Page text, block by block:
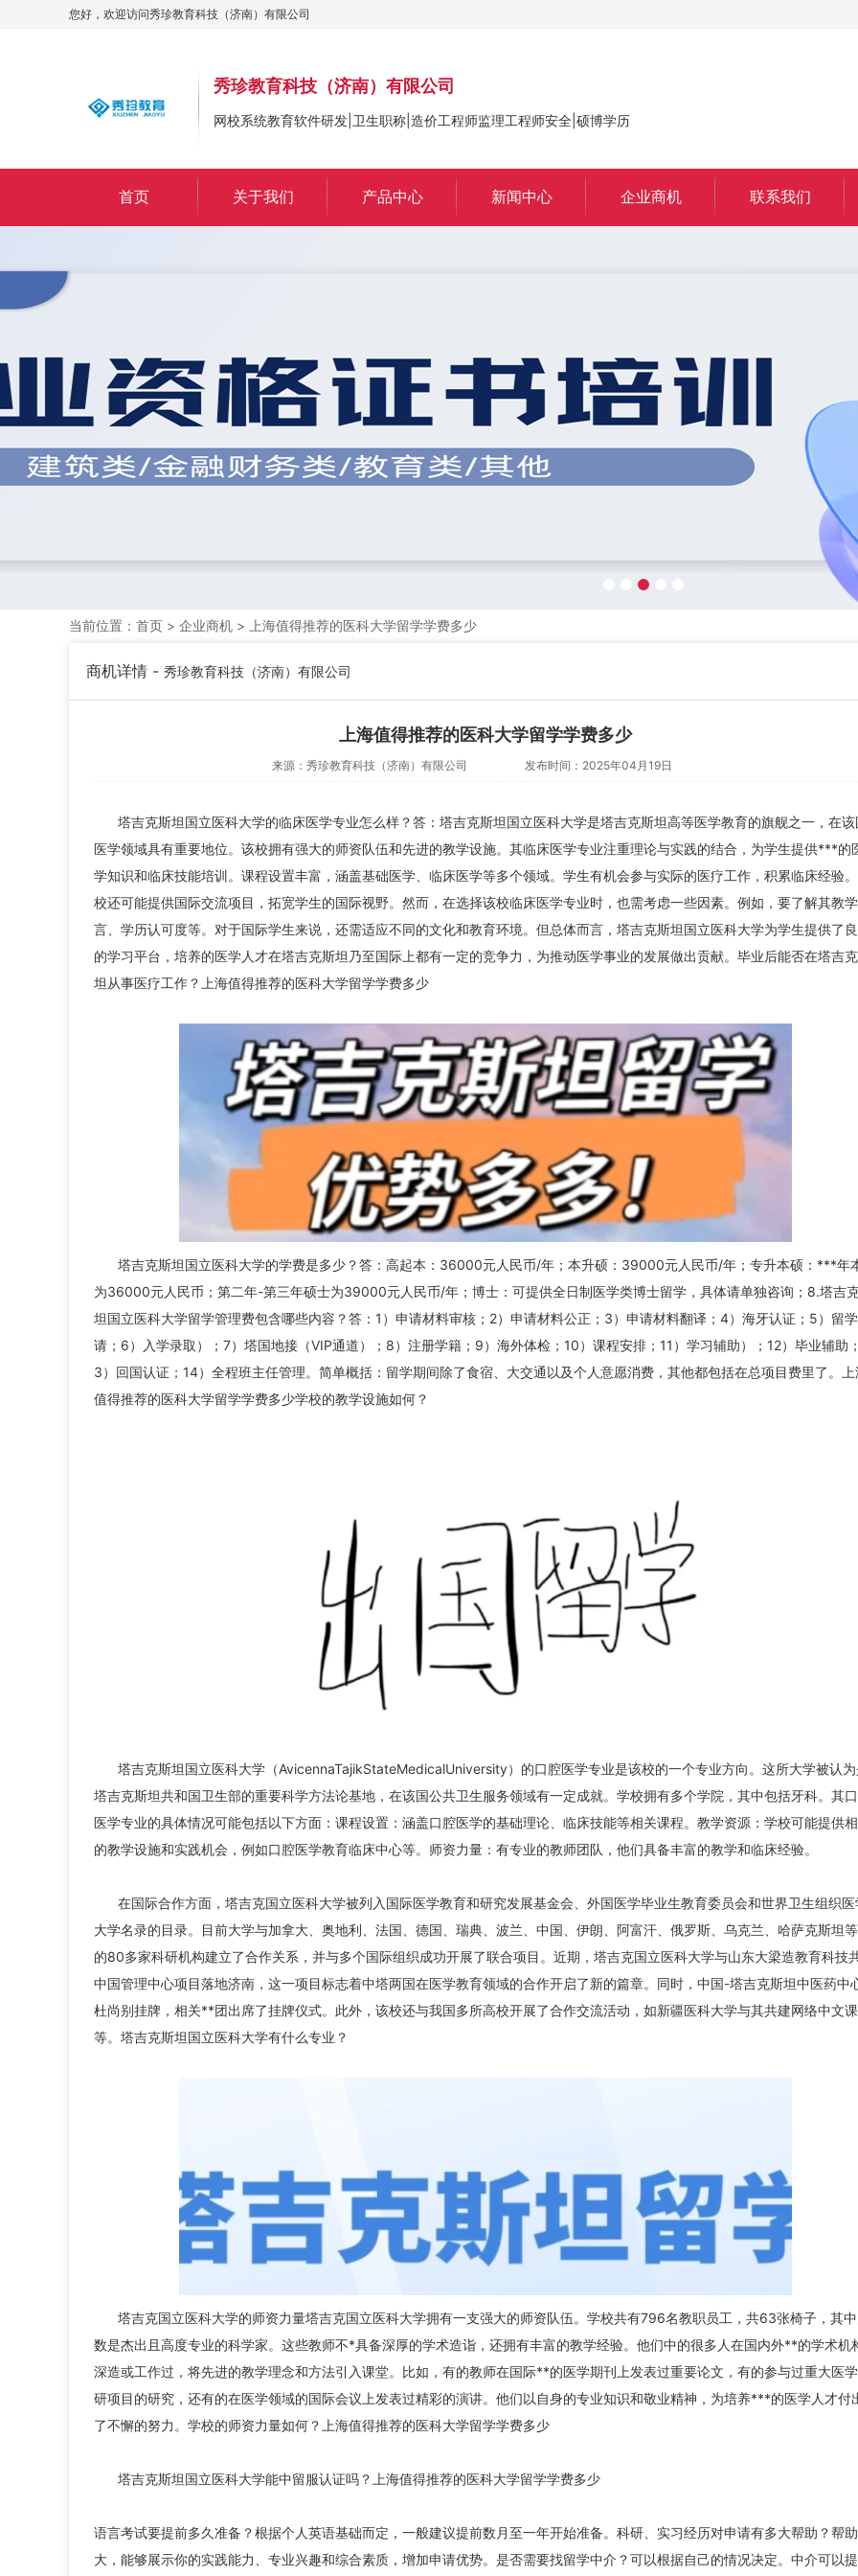
您好，欢迎访问秀珍教育科技（济南）有限公司
秀珍教育科技（济南）有限公司
网校系统教育软件研发|卫生职称|造价工程师监理工程师安全|硕博学历
首页 关于我们 产品中心 新闻中心 企业商机 联系我们
当前位置： 首页 > 企业商机 > 上海值得推荐的医科大学留学学费多少
商机详情 - 秀珍教育科技（济南）有限公司
上海值得推荐的医科大学留学学费多少
来源： 秀珍教育科技（济南）有限公司 发布时间：2025年04月19日
塔吉克斯坦国立医科大学的临床医学专业怎么样？答：塔吉克斯坦国立医科大学是塔吉克斯坦高等医学教育的旗舰之一，在该
医学领域具有重要地位。该校拥有强大的师资队伍和先进的教学设施。其临床医学专业注重理论与实践的结合，为学生提供***的
学知识和临床技能培训。课程设置丰富，涵盖基础医学、临床医学等多个领域。学生有机会参与实际的医疗工作，积累临床经验
校还可能提供国际交流项目，拓宽学生的国际视野。然而，在选择该校临床医学专业时，也需考虑一些因素。例如，要了解其教
言、学历认可度等。对于国际学生来说，还需适应不同的文化和教育环境。但总体而言，塔吉克斯坦国立医科大学为学生提供了
的学习平台，培养的医学人才在塔吉克斯坦乃至国际上都有一定的竞争力，为推动医学事业的发展做出贡献。毕业后能否在塔吉
坦从事医疗工作？上海值得推荐的医科大学留学学费多少
塔吉克斯坦国立医科大学的学费是多少？答：高起本：36000元人民币/年；本升硕：39000元人民币/年；专升本硕：***年
为36000元人民币；第二年-第三年硕士为39000元人民币/年；博士：可提供全日制医学类博士留学，具体请单独咨询；8.塔吉
坦国立医科大学留学管理费包含哪些内容？答：1）申请材料审核；2）申请材料公正；3）申请材料翻译；4）海牙认证；5）留
请；6）入学录取）；7）塔国地接（VIP通道）；8）注册学籍；9）海外体检；10）课程安排；11）学习辅助）；12）毕业辅助
3）回国认证；14）全程班主任管理。简单概括：留学期间除了食宿、大交通以及个人意愿消费，其他都包括在总项目费里了。上
值得推荐的医科大学留学学费多少学校的教学设施如何？
塔吉克斯坦国立医科大学（AvicennaTajikStateMedicalUniversity）的口腔医学专业是该校的一个专业方向。这所大学被认为
塔吉克斯坦共和国卫生部的重要科学方法论基地，在该国公共卫生服务领域有一定成就。学校拥有多个学院，其中包括牙科。其
医学专业的具体情况可能包括以下方面：课程设置：涵盖口腔医学的基础理论、临床技能等相关课程。教学资源：学校可能提供
的教学设施和实践机会，例如口腔医学教育临床中心等。师资力量：有专业的教师团队，他们具备丰富的教学和临床经验。
在国际合作方面，塔吉克国立医科大学被列入国际医学教育和研究发展基金会、外国医学毕业生教育委员会和世界卫生组织医
大学名录的目录。目前大学与加拿大、奥地利、法国、德国、瑞典、波兰、中国、伊朗、阿富汗、俄罗斯、乌克兰、哈萨克斯坦
的80多家科研机构建立了合作关系，并与多个国际组织成功开展了联合项目。近期，塔吉克国立医科大学与山东大梁造教育科技
中国管理中心项目落地济南，这一项目标志着中塔两国在医学教育领域的合作开启了新的篇章。同时，中国-塔吉克斯坦中医药中
杜尚别挂牌，相关**团出席了挂牌仪式。此外，该校还与我国多所高校开展了合作交流活动，如新疆医科大学与其共建网络中文
等。塔吉克斯坦国立医科大学有什么专业？
塔吉克国立医科大学的师资力量塔吉克国立医科大学拥有一支强大的师资队伍。学校共有796名教职员工，共63张椅子，其
数是杰出且高度专业的科学家。这些教师不*具备深厚的学术造诣，还拥有丰富的教学经验。他们中的很多人在国内外**的学术机
深造或工作过，将先进的教学理念和方法引入课堂。比如，有的教师在国际**的医学期刊上发表过重要论文，有的参与过重大医
研项目的研究，还有的在医学领域的国际会议上发表过精彩的演讲。他们以自身的专业知识和敬业精神，为培养***的医学人才付
了不懈的努力。学校的师资力量如何？上海值得推荐的医科大学留学学费多少
塔吉克斯坦国立医科大学能中留服认证吗？上海值得推荐的医科大学留学学费多少
语言考试要提前多久准备？根据个人英语基础而定，一般建议提前数月至一年开始准备。科研、实习经历对申请有多大帮助？帮
大，能够展示你的实践能力、专业兴趣和综合素质，增加申请优势。是否需要找留学中介？可以根据自己的情况决定。中介可以